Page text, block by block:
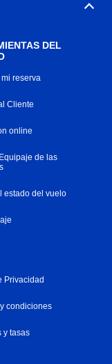
DEL
reserva
Cliente
online
de las
estado del vuelo
Privacidad
condiciones
y tasas